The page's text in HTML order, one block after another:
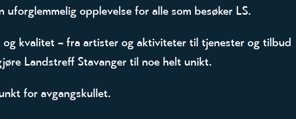
opplevelse for alle som besøker LS.
kvalitet – fra artister og aktiviteter til tjenester og tilbud
Landstreff Stavanger til noe helt unikt.
for avgangskullet.